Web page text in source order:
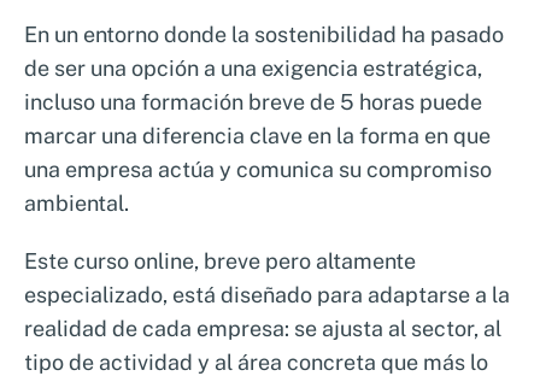
En un entorno donde la sostenibilidad ha pasado
de ser una opción a una exigencia estratégica,
incluso una formación breve de 5 horas puede
marcar una diferencia clave en la forma en que
una empresa actúa y comunica su compromiso
ambiental.
Este curso online, breve pero altamente
especializado, está diseñado para adaptarse a la
realidad de cada empresa: se ajusta al sector, al
tipo de actividad y al área concreta que más lo